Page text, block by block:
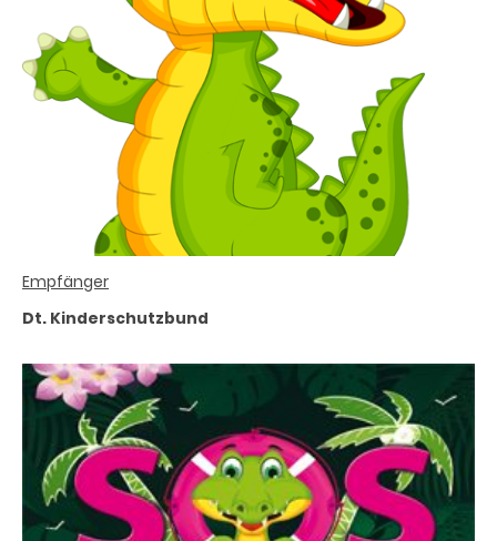
Empfänger
Dt. Kinderschutzbund